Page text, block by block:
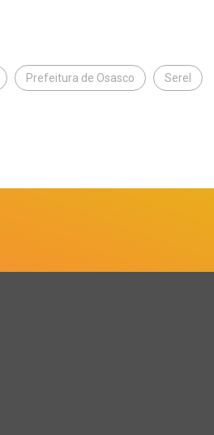
Prefeitura de Osasco Serel